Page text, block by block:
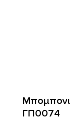
ΓΠ0074